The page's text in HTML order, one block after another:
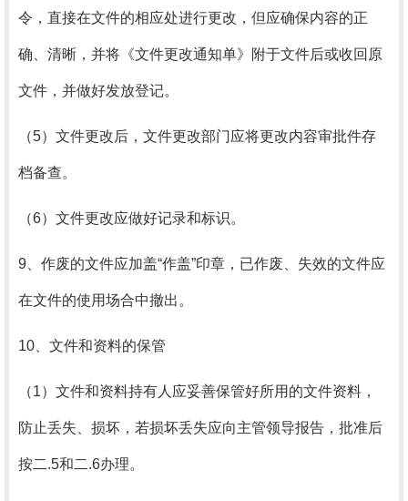
令，直接在文件的相应处进行更改，但应确保内容的正
确、清晰，并将《文件更改通知单》附于文件后或收回原
文件，并做好发放登记。
（5） 文件更改后，文件更改部门应将更改内容审批件存
档备查。
（6） 文件更改应做好记录和标识。
9、作废的文件应加盖“作盖”印章，已作废、失效的文件应
在文件的使用场合中撤出。
10、文件和资料的保管
（1） 文件和资料持有人应妥善保管好所用的文件资料，
防止丢失、损坏，若损坏丢失应向主管领导报告，批准后
按二.5和二.6办理。